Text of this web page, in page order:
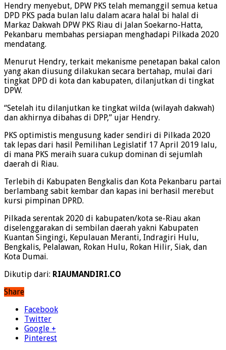
Hendry menyebut, DPW PKS telah memanggil semua ketua
DPD PKS pada bulan lalu dalam acara halal bi halal di
Markaz Dakwah DPW PKS Riau di Jalan Soekarno-Hatta,
Pekanbaru membahas persiapan menghadapi Pilkada 2020
mendatang.
Menurut Hendry, terkait mekanisme penetapan bakal calon
yang akan diusung dilakukan secara bertahap, mulai dari
tingkat DPD di kota dan kabupaten, dilanjutkan di tingkat
DPW.
“Setelah itu dilanjutkan ke tingkat wilda (wilayah dakwah)
dan akhirnya dibahas di DPP,” ujar Hendry.
PKS optimistis mengusung kader sendiri di Pilkada 2020
tak lepas dari hasil Pemilihan Legislatif 17 April 2019 lalu,
di mana PKS meraih suara cukup dominan di sejumlah
daerah di Riau.
Terlebih di Kabupaten Bengkalis dan Kota Pekanbaru partai
berlambang sabit kembar dan kapas ini berhasil merebut
kursi pimpinan DPRD.
Pilkada serentak 2020 di kabupaten/kota se-Riau akan
diselenggarakan di sembilan daerah yakni Kabupaten
Kuantan Singingi, Kepulauan Meranti, Indragiri Hulu,
Bengkalis, Pelalawan, Rokan Hulu, Rokan Hilir, Siak, dan
Kota Dumai.
Dikutip dari: RIAUMANDIRI.CO
Share
Facebook
Twitter
Google +
Pinterest